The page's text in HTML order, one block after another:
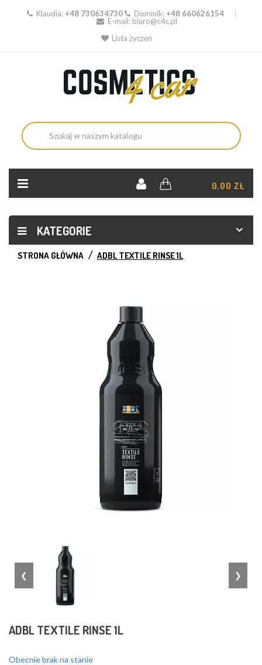
Klaudia: +48 730634730 Dominik: +48 660626154
E-mail: biuro@c4c.pl
Lista życzeń
0,00 ZŁ
KATEGORIE
STRONA GŁÓWNA ADBL TEXTILE RINSE 1L
❮ ❯
ADBL TEXTILE RINSE 1L
Obecnie brak na stanie